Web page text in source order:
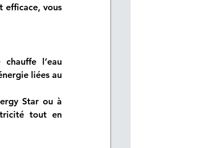
efficace, vous
l’eau
liées au
Star ou à
tout en